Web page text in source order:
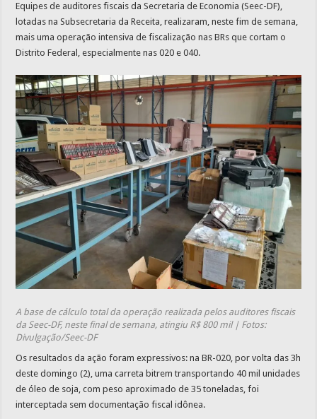
Equipes de auditores fiscais da Secretaria de Economia (Seec-DF),
lotadas na Subsecretaria da Receita, realizaram, neste fim de semana,
mais uma operação intensiva de fiscalização nas BRs que cortam o
Distrito Federal, especialmente nas 020 e 040.
A base de cálculo total da operação realizada pelos auditores fiscais
da Seec-DF, neste final de semana, atingiu R$ 800 mil | Fotos:
Divulgação/Seec-DF
Os resultados da ação foram expressivos: na BR-020, por volta das 3h
deste domingo (2), uma carreta bitrem transportando 40 mil unidades
de óleo de soja, com peso aproximado de 35 toneladas, foi
interceptada sem documentação fiscal idônea.